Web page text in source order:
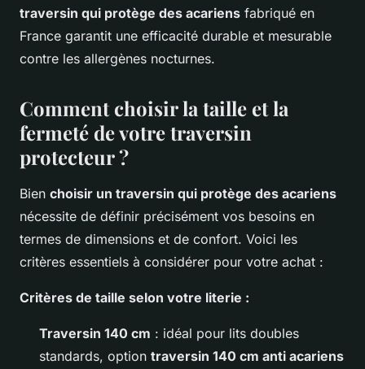
traversin qui protège des acariens fabriqué en
France garantit une efficacité durable et mesurable
contre les allergènes nocturnes.
Comment choisir la taille et la
fermeté de votre traversin
protecteur ?
Bien choisir un traversin qui protège des acariens
nécessite de définir précisément vos besoins en
termes de dimensions et de confort. Voici les
critères essentiels à considérer pour votre achat :
Critères de taille selon votre literie :
Traversin 140 cm : idéal pour lits doubles
standards, option traversin 140 cm anti acariens